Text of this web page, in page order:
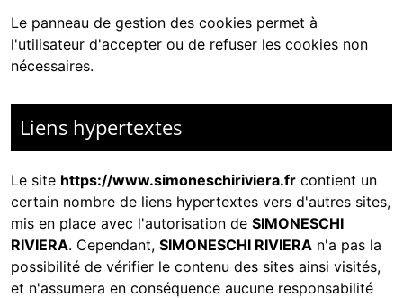
Le panneau de gestion des cookies permet à
l'utilisateur d'accepter ou de refuser les cookies non
nécessaires.
Liens hypertextes
Le site https://www.simoneschiriviera.fr contient un
certain nombre de liens hypertextes vers d'autres sites,
mis en place avec l'autorisation de SIMONESCHI
RIVIERA. Cependant, SIMONESCHI RIVIERA n'a pas la
possibilité de vérifier le contenu des sites ainsi visités,
et n'assumera en conséquence aucune responsabilité